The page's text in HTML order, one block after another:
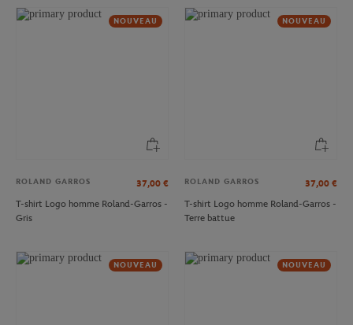
NOUVEAU
ROLAND GARROS 37,00 €
T-shirt Logo homme Roland-Garros -
Gris
NOUVEAU
ROLAND GARROS 37,00 €
T-shirt Logo homme Roland-Garros -
Terre battue
NOUVEAU NOUVEAU